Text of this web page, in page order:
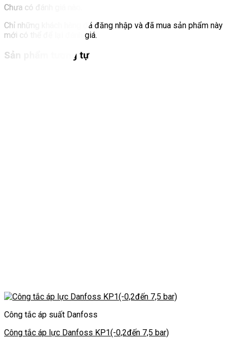
Chưa có đánh giá nào.
Chỉ những khách hàng đã đăng nhập và đã mua sản phẩm này
mới có thể để lại đánh giá.
Sản phẩm tương tự
Công tắc áp suất Danfoss
Công tắc áp lực Danfoss KP1(-0,2đến 7,5 bar)